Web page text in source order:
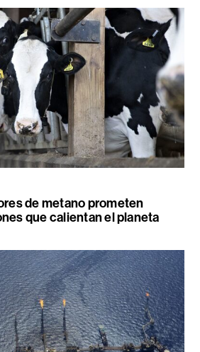
de metano prometen
que calientan el planeta